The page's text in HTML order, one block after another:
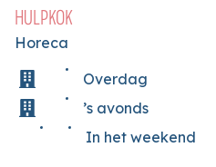
HULPKOK
Horeca
Overdag
’s avonds
In het weekend